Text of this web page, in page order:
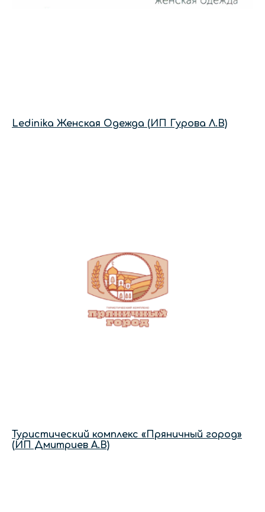
Ledinika Женская Одежда (ИП Гурова Л.В)
Туристический комплекс «Пряничный город»
(ИП Дмитриев А.В)